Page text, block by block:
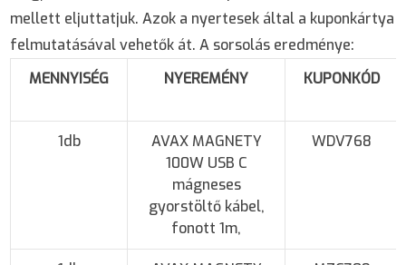
mellett eljuttatjuk. Azok a nyertesek által a kuponkártya
felmutatásával vehetők át. A sorsolás eredménye:
MENNYISÉG
NYEREMÉNY KUPONKÓD
1db
AVAX MAGNETY
100W USB C
mágneses
gyorstöltő kábel,
fonott 1m,
WDV768